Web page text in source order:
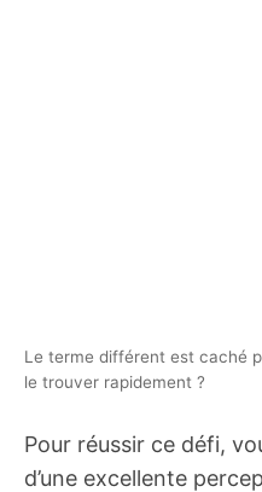
Le terme différent est caché
le trouver rapidement ?
Pour réussir ce défi,
d’une excellente